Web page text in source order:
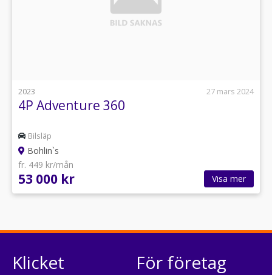
2023 27 mars 2024
4P Adventure 360
Bilsläp
Bohlin`s
fr. 449 kr/mån
53 000 kr Visa mer
Klicket För företag